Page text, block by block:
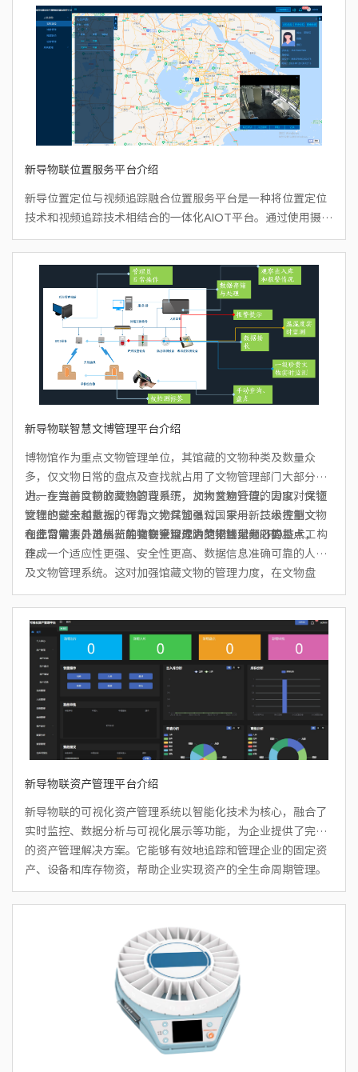
新导物联位置服务平台介绍
新导位置定位与视频追踪融合位置服务平台是一种将位置定位
技术和视频追踪技术相结合的一体化AIOT平台。通过使用摄像
体的位置信息，并将其与视频图像进行结合，实现对目标物体
的追踪和监控。
新导物联智慧文博管理平台介绍
博物馆作为重点文物管理单位，其馆藏的文物种类及数量众
多，仅文物日常的盘点及查找就占用了文物管理部门大部分精
力。在当前文物收藏热的背景下，文物普遍升值，国家对文物
管理也越来越重视，作为文物保管单位，采用新技术控制文物
仓库日常人员进出，加强安全管理防范措施尤为必要。
进一步完善目前的文物管理系统，加大文物管理的力度，保证
文物的安全和数据的可靠，尤其加强对国家一、二级贵重文物
和经常需要外出展览的文物管理成为文物管理部门的重点工
作。
在此背景下，苏州新导物联采用先进的无线射频RFID技术，构
建成一个适应性更强、安全性更高、数据信息准确可靠的人员
及文物管理系统。这对加强馆藏文物的管理力度，在文物盘
文物互动体验与交互等关键环节上来提高智慧博物馆系统管理
的信息化、自动化，提高管理系统的智能性及安全性都是非常
必要的。
新导物联资产管理平台介绍
新导物联的可视化资产管理系统以智能化技术为核心，融合了
实时监控、数据分析与可视化展示等功能，为企业提供了完整
的资产管理解决方案。它能够有效地追踪和管理企业的固定资
产、设备和库存物资，帮助企业实现资产的全生命周期管理。
借助这一系统，企业可以提高资产利用率，优化资产配置，降
低维护成本，实现资产管理过程的数字化、自动化和精细化。